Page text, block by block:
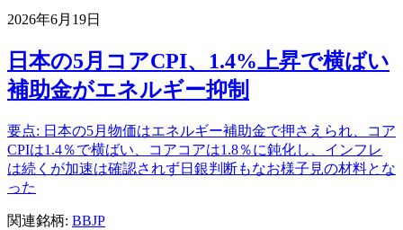
2026年6月19日
日本の5月コアCPI、1.4%上昇で横ばい
補助金がエネルギー抑制
要点: 日本の5月物価はエネルギー補助金で押さえられ、コア
CPIは1.4％で横ばい、コアコアは1.8％に鈍化し、インフレ
は続くが加速は確認されず日銀判断もなお様子見の材料とな
った
関連銘柄: BBJP